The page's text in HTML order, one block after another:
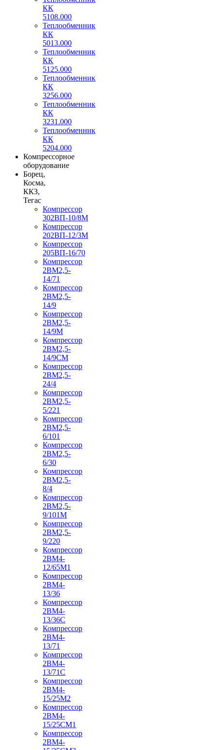
КК
5108.000
Теплообменник
КК
5013.000
Теплообменник
КК
5125.000
Теплообменник
КК
3256.000
Теплообменник
КК
3231.000
Теплообменник
КК
5204.000
Компрессорное
оборудование
Борец,
Косма,
ККЗ,
Тегас
Компрессор
302ВП-10/8М
Компрессор
202ВП-12/3М
Компрессор
205ВП-16/70
Компрессор
2ВМ2,5-
14/71
Компрессор
2ВМ2,5-
14/9
Компрессор
2ВМ2,5-
14/9М
Компрессор
2ВМ2,5-
14/9СМ
Компрессор
2ВМ2,5-
24/4
Компрессор
2ВМ2,5-
5/221
Компрессор
2ВМ2,5-
6/101
Компрессор
2ВМ2,5-
6/30
Компрессор
2ВМ2,5-
8/4
Компрессор
2ВМ2,5-
9/101М
Компрессор
2ВМ2,5-
9/220
Компрессор
2ВМ4-
12/65М1
Компрессор
2ВМ4-
13/36
Компрессор
2ВМ4-
13/36С
Компрессор
2ВМ4-
13/71
Компрессор
2ВМ4-
13/71С
Компрессор
2ВМ4-
15/25М2
Компрессор
2ВМ4-
15/25СМ1
Компрессор
2ВМ4-